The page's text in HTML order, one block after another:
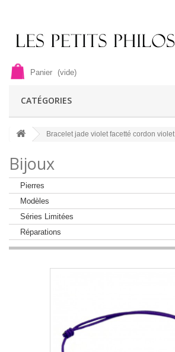
Panier (vide)
CATÉGORIES
Bracelet jade violet facetté cordon violet
Bijoux
Pierres
Modèles
Séries Limitées
Réparations